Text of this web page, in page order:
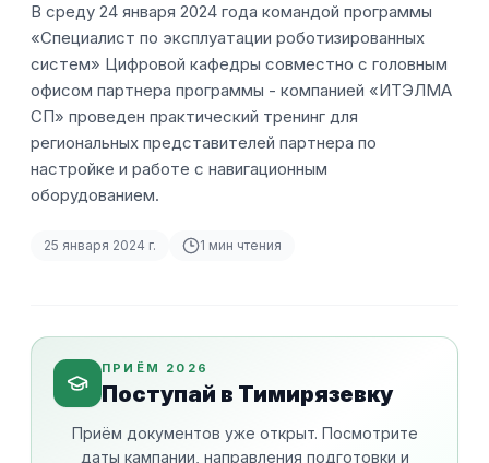
В среду 24 января 2024 года командой программы
«Специалист по эксплуатации роботизированных
систем» Цифровой кафедры совместно с головным
офисом партнера программы - компанией «ИТЭЛМА
СП» проведен практический тренинг для
региональных представителей партнера по
настройке и работе с навигационным
оборудованием.
25 января 2024 г. 1 мин чтения
ПРИЁМ 2026
Поступай в Тимирязевку
Приём документов уже открыт. Посмотрите
даты кампании, направления подготовки и